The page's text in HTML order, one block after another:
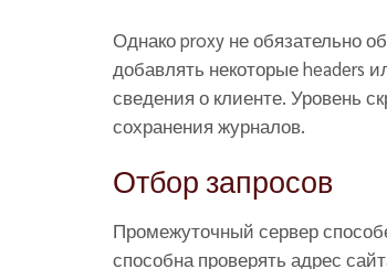
Однако proxy не обязательно
добавлять некоторые headers
сведения о клиенте. Уровень
сохранения журналов.
Отбор запросов
Промежуточный сервер
способна проверять адрес